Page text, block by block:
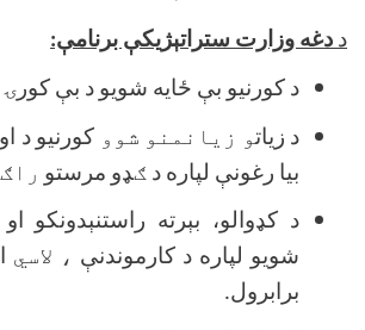
د دغه وزارت ستراتېژيكې برنامې:
د كورنيو بې ځايه شويو د بې
د زياتو زيانمنو شوو كورنيو د
بيا رغونې لپاره د ګډو مرستو
د كډوالو، بېرته راستنېدونكو
شويو لپاره د كارموندنې ، لاسي
برابرول.